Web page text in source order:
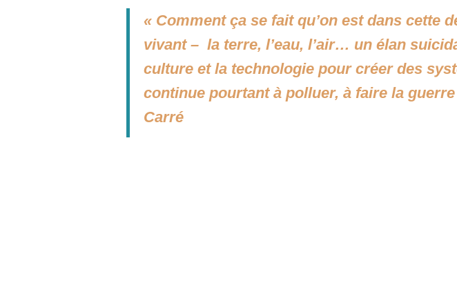
« Comment ça se fait qu’on est dans cette
vivant – la terre, l’eau, l’air… un élan
culture et la technologie pour créer des
continue pourtant à polluer, à faire la
Carré